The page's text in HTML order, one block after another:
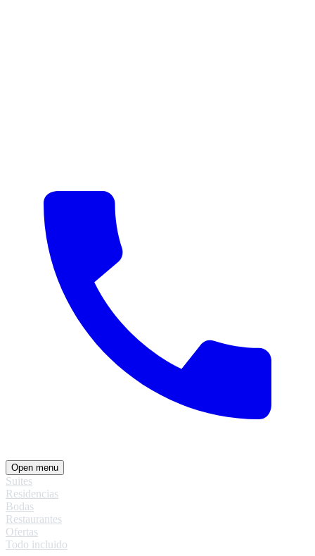
Open menu
Suites
Residencias
Bodas
Restaurantes
Ofertas
Todo incluido